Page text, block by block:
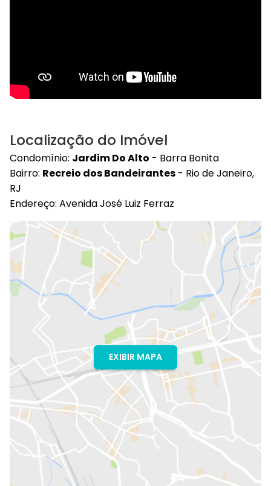
Localização do Imóvel
Condomínio: Jardim Do Alto - Barra Bonita
Bairro: Recreio dos Bandeirantes - Rio de Janeiro,
RJ
Endereço: Avenida José Luiz Ferraz
EXIBIR MAPA